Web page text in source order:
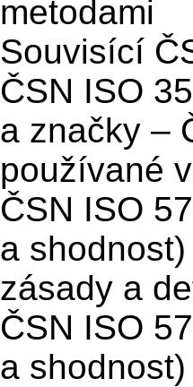
metodami
Souvisící
ČSN ISO
a značky –
používané
ČSN ISO
a
zásady a
ČSN ISO
a